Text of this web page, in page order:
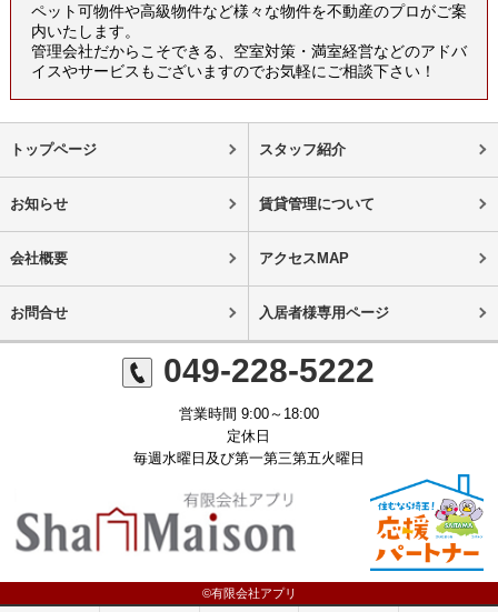
ペット可物件や高級物件など様々な物件を不動産のプロがご案
内いたします。
管理会社だからこそできる、空室対策・満室経営などのアドバ
イスやサービスもございますのでお気軽にご相談下さい！
トップページ スタッフ紹介
お知らせ 賃貸管理について
会社概要 アクセスMAP
お問合せ 入居者様専用ページ
049-228-5222
営業時間 9:00～18:00
定休日
毎週水曜日及び第一第三第五火曜日
©有限会社アプリ